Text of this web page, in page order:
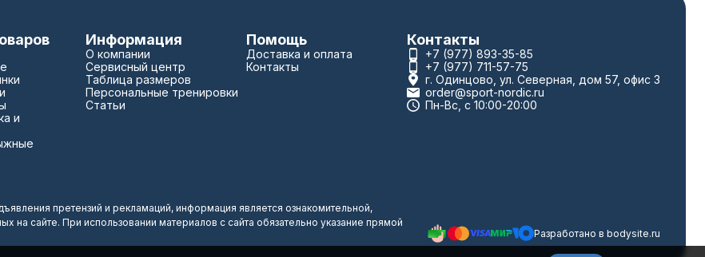
и
Информация
О компании
Сервисный центр
Таблица размеров
Персональные тренировки
Статьи
Помощь
Доставка и оплата
Контакты
Контакты
+7 (977) 893-35-85
+7 (977) 711-57-75
г. Одинцово, ул. Северная, дом 57, офис 3
order@sport-nordic.ru
Пн-Вс, с 10:00-20:00
претензий и рекламаций, информация является ознакомительной,
на сайте. При использовании материалов с сайта обязательно указание прямой
Разработано в bodysite.ru